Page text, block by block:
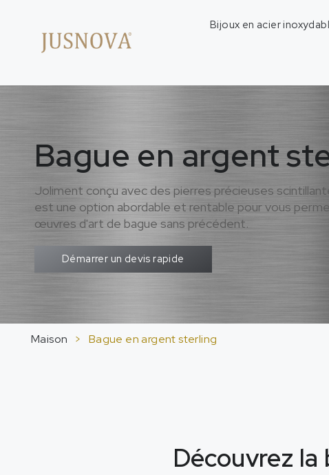
Bijoux en acier
Bague en argent
Joliment conçu avec des pierres précieuses
est une option abordable et rentable pour vous
œuvres d'art de bague sans précédent.
Démarrer un devis rapide
Maison > Bague en argent sterling
Découvrez